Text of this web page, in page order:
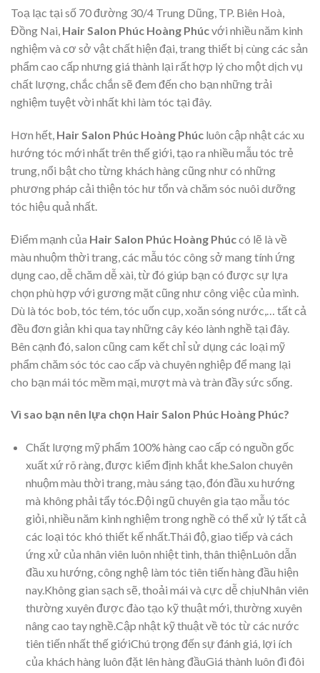
Toạ lạc tại số 70 đường 30/4 Trung Dũng, TP. Biên Hoà,
Đồng Nai, Hair Salon Phúc Hoàng Phúcvới nhiều năm kinh
nghiệm và cơ sở vật chất hiện đại, trang thiết bị cùng các sản
phẩm cao cấp nhưng giá thành lại rất hợp lý cho một dịch vụ
chất lượng, chắc chắn sẽ đem đến cho bạn những trải
nghiệm tuyệt vời nhất khi làm tóc tại đây.
Hơn hết, Hair Salon Phúc Hoàng Phúc luôn cập nhật các xu
hướng tóc mới nhất trên thế giới, tạo ra nhiều mẫu tóc trẻ
trung, nổi bật cho từng khách hàng cũng như có những
phương pháp cải thiện tóc hư tổn và chăm sóc nuôi dưỡng
tóc hiệu quả nhất.
Điểm mạnh của Hair Salon Phúc Hoàng Phúccó lẽ là về
màu nhuộm thời trang, các mẫu tóc công sở mang tính ứng
dụng cao, dễ chăm dễ xài, từ đó giúp bạn có được sự lựa
chọn phù hợp với gương mặt cũng như công việc của mình.
Dù là tóc bob, tóc tém, tóc uốn cụp, xoăn sóng nước,… tất cả
đều đơn giản khi qua tay những cây kéo lành nghề tại đây.
Bên cạnh đó, salon cũng cam kết chỉ sử dụng các loại mỹ
phẩm chăm sóc tóc cao cấp và chuyên nghiệp để mang lại
cho bạn mái tóc mềm mại, mượt mà và tràn đầy sức sống.
Vì sao bạn nên lựa chọn Hair Salon Phúc Hoàng Phúc?
Chất lượng mỹ phẩm 100% hàng cao cấp có nguồn gốc
xuất xứ rõ ràng, được kiểm định khắt khe.Salon chuyên
nhuộm màu thời trang, màu sáng tạo, đón đầu xu hướng
mà không phải tẩy tóc.Đội ngũ chuyên gia tạo mẫu tóc
giỏi, nhiều năm kinh nghiệm trong nghề có thể xử lý tất cả
các loại tóc khó thiết kế nhất.Thái độ, giao tiếp và cách
ứng xử của nhân viên luôn nhiệt tình, thân thiệnLuôn dẫn
đầu xu hướng, công nghệ làm tóc tiên tiến hàng đầu hiện
nay.Không gian sạch sẽ, thoải mái và cực dễ chịuNhân viên
thường xuyên được đào tạo kỹ thuật mới, thường xuyên
nâng cao tay nghề.Cập nhật kỹ thuật về tóc từ các nước
tiên tiến nhất thế giớiChú trọng đến sự đánh giá, lợi ích
của khách hàng luôn đặt lên hàng đầuGiá thành luôn đi đôi